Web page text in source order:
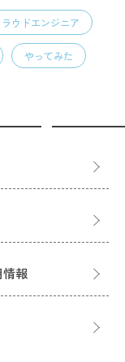
ラウドエンジニア
やってみた
報